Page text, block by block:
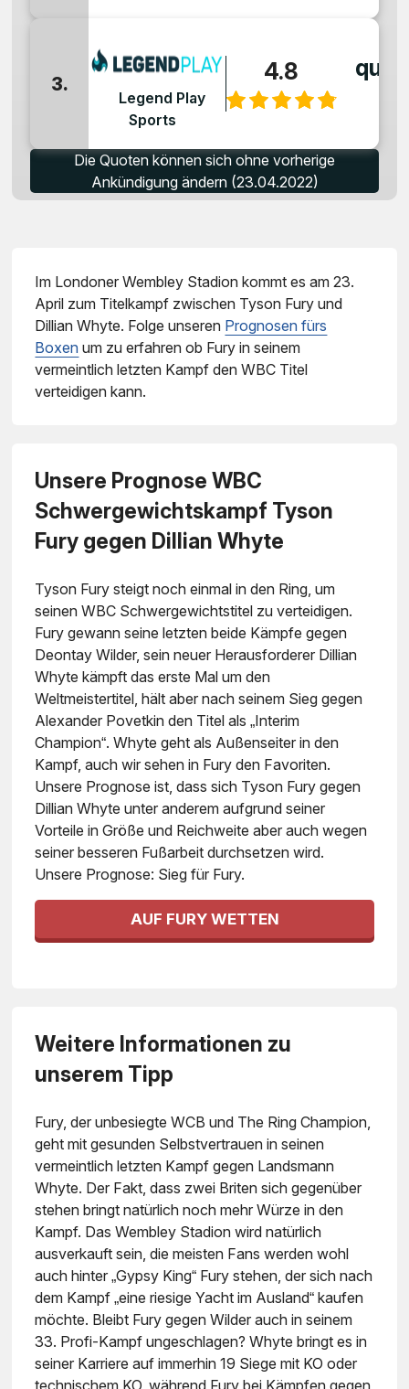
3.
Legend Play
Sports
4.8
Die Quoten können sich ohne vorherige
Ankündigung ändern (23.04.2022)
Im Londoner Wembley Stadion kommt es am 23.
April zum Titelkampf zwischen Tyson Fury und
Dillian Whyte. Folge unseren Prognosen fürs
Boxen um zu erfahren ob Fury in seinem
vermeintlich letzten Kampf den WBC Titel
verteidigen kann.
Unsere Prognose WBC
Schwergewichtskampf Tyson
Fury gegen Dillian Whyte
Tyson Fury steigt noch einmal in den Ring, um
seinen WBC Schwergewichtstitel zu verteidigen.
Fury gewann seine letzten beide Kämpfe gegen
Deontay Wilder, sein neuer Herausforderer Dillian
Whyte kämpft das erste Mal um den
Weltmeistertitel, hält aber nach seinem Sieg gegen
Alexander Povetkin den Titel als „Interim
Champion“. Whyte geht als Außenseiter in den
Kampf, auch wir sehen in Fury den Favoriten.
Unsere Prognose ist, dass sich Tyson Fury gegen
Dillian Whyte unter anderem aufgrund seiner
Vorteile in Größe und Reichweite aber auch wegen
seiner besseren Fußarbeit durchsetzen wird.
Unsere Prognose: Sieg für Fury.
AUF FURY WETTEN
Weitere Informationen zu
unserem Tipp
Fury, der unbesiegte WCB und The Ring Champion,
geht mit gesunden Selbstvertrauen in seinen
vermeintlich letzten Kampf gegen Landsmann
Whyte. Der Fakt, dass zwei Briten sich gegenüber
stehen bringt natürlich noch mehr Würze in den
Kampf. Das Wembley Stadion wird natürlich
ausverkauft sein, die meisten Fans werden wohl
auch hinter „Gypsy King“ Fury stehen, der sich nach
dem Kampf „eine riesige Yacht im Ausland“ kaufen
möchte. Bleibt Fury gegen Wilder auch in seinem
33. Profi-Kampf ungeschlagen? Whyte bringt es in
seiner Karriere auf immerhin 19 Siege mit KO oder
technischem KO, während Fury bei Kämpfen gegen